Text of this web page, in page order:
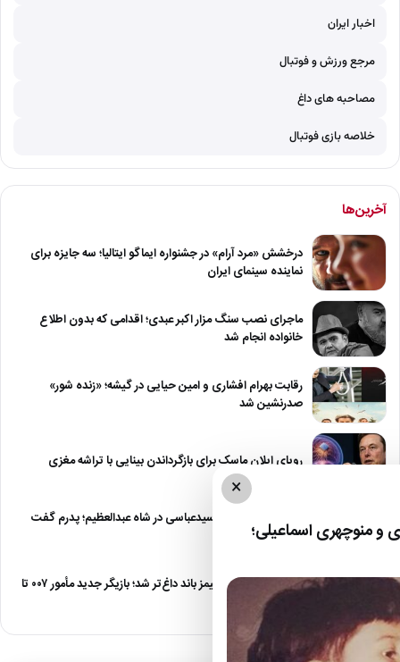
اخبار ایران
مرجع ورزش و فوتبال
مصاحبه های داغ
خلاصه بازی فوتبال
آخرین‌ها
درخشش «مرد آرام» در جشنواره ایماگو ایتالیا؛ سه جایزه برای
نماینده سینمای ایران
ماجرای نصب سنگ مزار اکبر عبدی؛ اقدامی که بدون اطلاع
خانواده انجام شد
رقابت بهرام افشاری و امین حیایی در گیشه؛ «زنده شور»
صدرنشین شد
رویای ایلان ماسک برای بازگرداندن بینایی با تراشه مغزی
درگیری شدید داود سیدعباسی در شاه عبدالعظیم؛ پدرم گفت
طرف مُرد!
رقابت برای نقش جیمز باند داغ‌تر شد؛ بازیگر جدید مأمور ۰۰۷ تا
پایان…
×
منوچهری اسماعیلی؛